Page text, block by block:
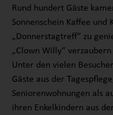
Rund hundert Gäste
Sonnenschein Kaffee und
„Donnerstagtreff“ zu
„Clown Willy“
Unter den vielen
Gäste aus der
Seniorenwohnungen als
ihren Enkelkindern aus